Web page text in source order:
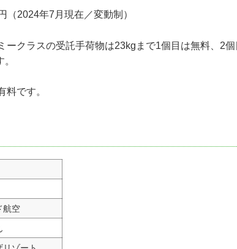
（2024年7月現在／変動制）
クラスの受託手荷物は23kgまで1個目は無料、2
です。
航空